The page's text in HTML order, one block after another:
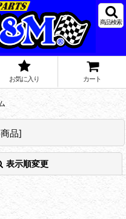
商品検索
お気に入り カート
品]
表示順変更